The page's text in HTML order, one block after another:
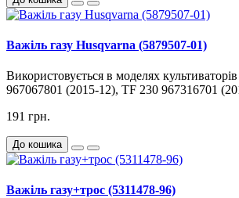
Важіль газу Husqvarna (5879507-01)
Використовується в моделях
967067801 (2015-12), TF 230 967316701
191 грн.
До кошика
Важіль газу+трос (5311478-96)